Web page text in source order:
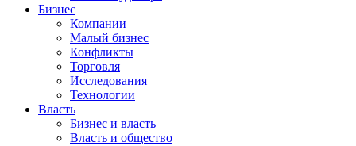
Бизнес
Компании
Малый бизнес
Конфликты
Торговля
Исследования
Технологии
Власть
Бизнес и власть
Власть и общество